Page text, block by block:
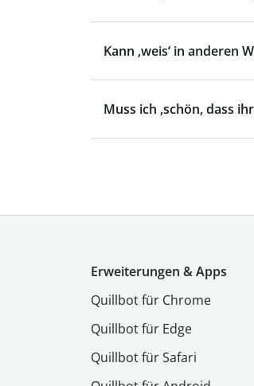
Kann ‚weis‘ in anderen
Muss ich ‚schön, dass
Erweiterungen & Apps
Quillbot für Chrome
Quillbot für Edge
Quillbot für Safari